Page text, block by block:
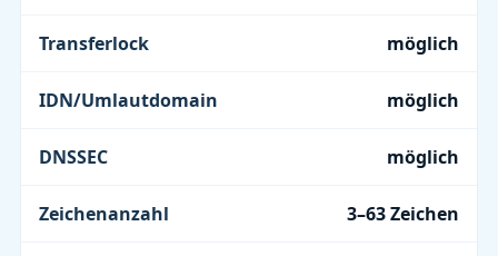
Transferlock möglich
IDN/Umlautdomain möglich
DNSSEC möglich
Zeichenanzahl 3–63 Zeichen